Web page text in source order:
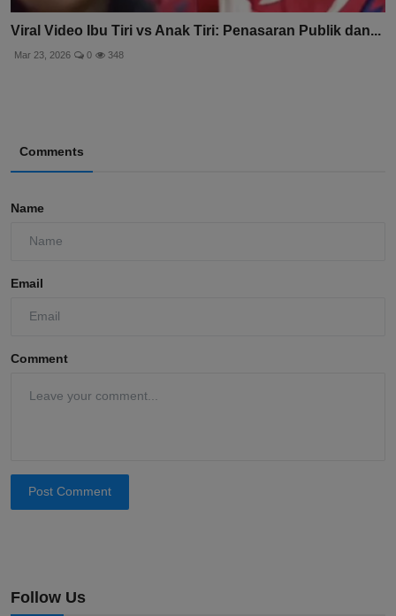
Viral Video Ibu Tiri vs Anak Tiri: Penasaran Publik dan...
Mar 23, 2026 0 348
Comments
Name
Email
Comment
Post Comment
Follow Us